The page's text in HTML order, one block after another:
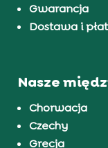
Gwarancja
Dostawa i
Nasze
Chorwacja
Czechy
Grecja